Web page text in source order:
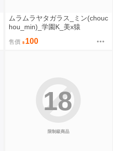
ムラムラヤタガラス_ミン(chouc
hou_min)_学園K_美x猿
售價 100
限制級商品
18